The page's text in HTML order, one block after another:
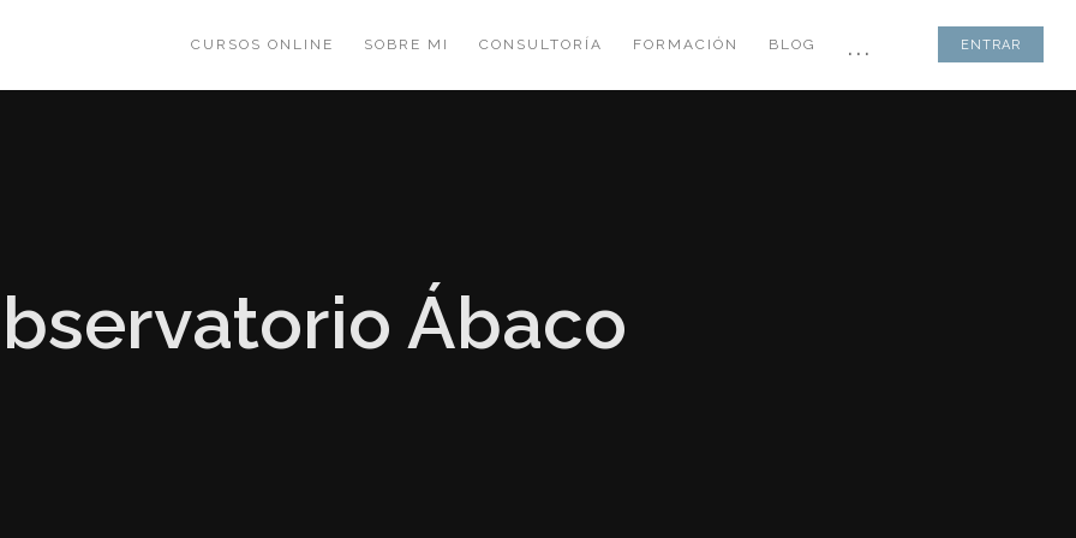
CURSOS ONLINE SOBRE MI CONSULTORÍA FORMACIÓN BLOG ... ENTRAR
Ábaco